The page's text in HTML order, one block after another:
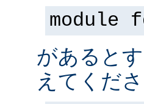
module
があると
えてくださ